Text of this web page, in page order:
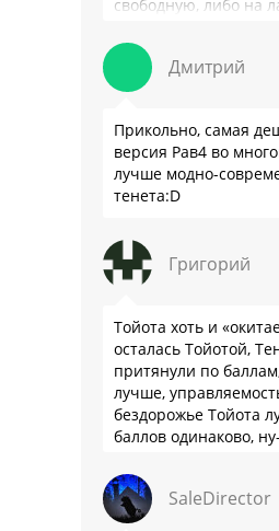
свободную, либо на
Дмитрий
Прикольно, самая
версия Рав4 во
лучше модно-
тенета:D
Григорий
Тойота хоть и
осталась Тойотой,
притянули по
лучше,
бездорожье Тойота
баллов одинаково,
SaleDirector